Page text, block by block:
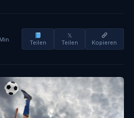
Teilen
𝕏
Teilen
Kopieren